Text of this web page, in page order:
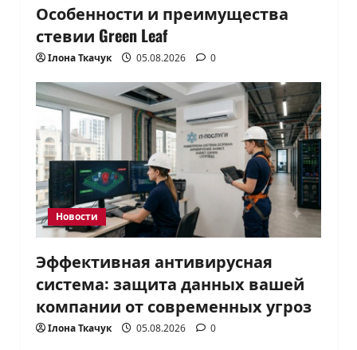
Особенности и преимущества
стевии Green Leaf
Ілона Ткачук 05.08.2026 0
Новости
Эффективная антивирусная
система: защита данных вашей
компании от современных угроз
Ілона Ткачук 05.08.2026 0